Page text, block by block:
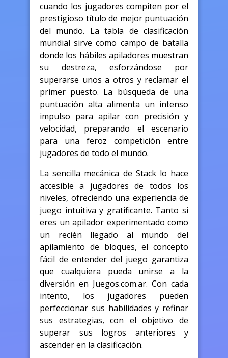
cuando los jugadores compiten por el
prestigioso título de mejor puntuación
del mundo. La tabla de clasificación
mundial sirve como campo de batalla
donde los hábiles apiladores muestran
su destreza, esforzándose por
superarse unos a otros y reclamar el
primer puesto. La búsqueda de una
puntuación alta alimenta un intenso
impulso para apilar con precisión y
velocidad, preparando el escenario
para una feroz competición entre
jugadores de todo el mundo.
La sencilla mecánica de Stack lo hace
accesible a jugadores de todos los
niveles, ofreciendo una experiencia de
juego intuitiva y gratificante. Tanto si
eres un apilador experimentado como
un recién llegado al mundo del
apilamiento de bloques, el concepto
fácil de entender del juego garantiza
que cualquiera pueda unirse a la
diversión en Juegos.com.ar. Con cada
intento, los jugadores pueden
perfeccionar sus habilidades y refinar
sus estrategias, con el objetivo de
superar sus logros anteriores y
ascender en la clasificación.